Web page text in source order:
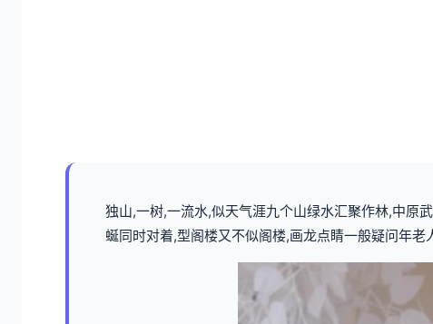
独山,一树,一流水,似天气涯九个山绿水汇聚作林,中原
蜒同时对着,型阁楼又不似阁楼,画龙点睛一般疑问年老